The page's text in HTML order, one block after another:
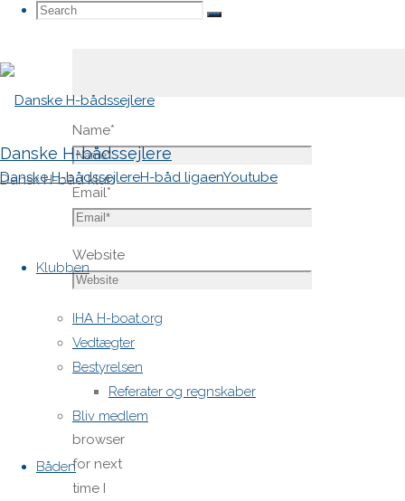
Search
Search
Search
Danske H-bådssejlere
Dansk H-båd klub
Danske H-bådssejlereH-båd ligaenYoutube
Klubben
IHA H-boat.org
Vedtægter
Bestyrelsen
Referater og regnskaber
Bliv medlem
Båden
Name*
Email*
Website
Save
my name,
email,
and site
URL in my
browser
for next
time I